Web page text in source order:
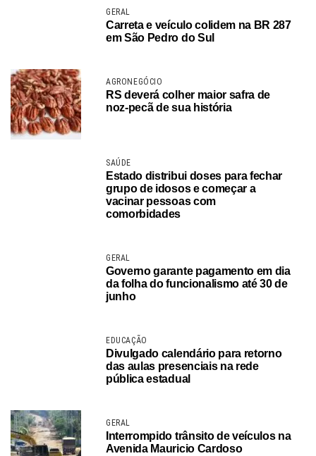
GERAL
Carreta e veículo colidem na BR 287
em São Pedro do Sul
AGRONEGÓCIO
RS deverá colher maior safra de
noz-pecã de sua história
SAÚDE
Estado distribui doses para fechar
grupo de idosos e começar a
vacinar pessoas com
comorbidades
GERAL
Governo garante pagamento em dia
da folha do funcionalismo até 30 de
junho
EDUCAÇÃO
Divulgado calendário para retorno
das aulas presenciais na rede
pública estadual
GERAL
Interrompido trânsito de veículos na
Avenida Mauricio Cardoso